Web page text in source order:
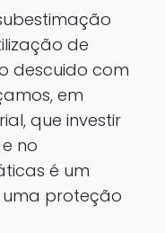
de
descuido com
em
que investir
no
é um
proteção